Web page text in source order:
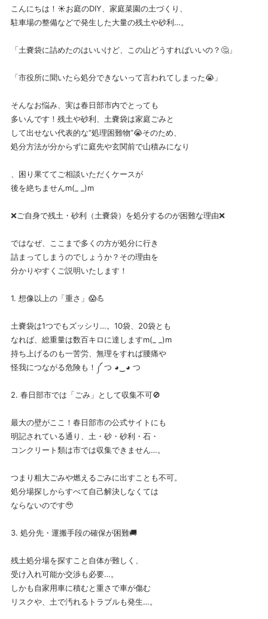
こんにちは！☀️お庭のDIY、家庭菜園の土づくり、
駐車場の整備などで発生した大量の残土や砂利…。
「土嚢袋に詰めたのはいいけど、この山どうすればいいの？🤔」
「市役所に聞いたら処分できないって言われてしまった😭」
そんなお悩み、実は春日部市内でとっても
多いんです！残土や砂利、土嚢袋は家庭ごみと
して出せない代表的な“処理困難物”😭そのため、
処分方法が分からずに庭先や玄関前で山積みになり
、困り果ててご相談いただくケースが
後を絶ちませんm(_ _)m
❌ご自身で残土・砂利（土嚢袋）を処分するのが困難な理由❌
ではなぜ、ここまで多くの方が処分に行き
詰まってしまうのでしょうか？その理由を
分かりやすくご説明いたします！
1. 想像以上の「重さ」😱💪
土嚢袋は1つでもズッシリ…。10袋、20袋とも
なれば、総重量は数百キロに達しますm(_ _)m
持ち上げるのも一苦労、無理をすれば腰痛や
怪我につながる危険も！༼⁠ ⁠つ⁠ ⁠◕⁠‿⁠◕⁠ ⁠つ
2. 春日部市では「ごみ」として収集不可🚫
最大の壁がここ！春日部市の公式サイトにも
明記されている通り、土・砂・砂利・石・
コンクリート類は市では収集できません…。
つまり粗大ごみや燃えるごみに出すことも不可。
処分場探しからすべて自己解決しなくては
ならないのです🥹
3. 処分先・運搬手段の確保が困難🚚
残土処分場を探すこと自体が難しく、
受け入れ可能か交渉も必要…。
しかも自家用車に積むと重さで車が傷む
リスクや、土で汚れるトラブルも発生…。